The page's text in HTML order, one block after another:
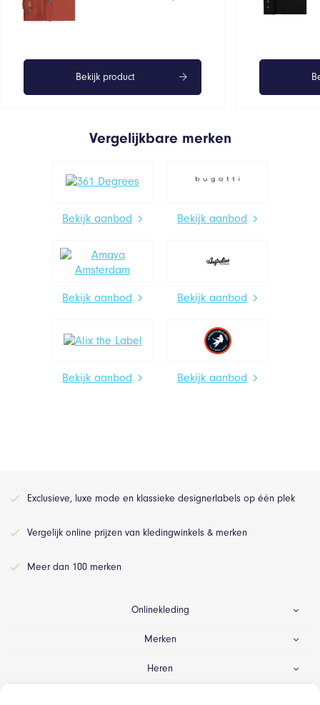
Bekijk product
Vergelijkbare merken
Bekijk aanbod Bekijk aanbod
Bekijk aanbod Bekijk aanbod
Bekijk aanbod Bekijk aanbod
Exclusieve, luxe mode en klassieke designerlabels op één plek
Vergelijk online prijzen van kledingwinkels & merken
Meer dan 100 merken
Onlinekleding
Merken
Heren